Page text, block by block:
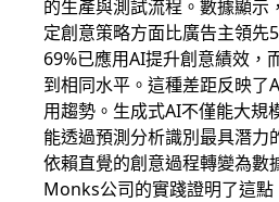
的生產與測試流程。數據顯示
定創意策略方面比廣告主領先
69%已應用AI提升創意績效，
到相同水平。這種差距反映了
用趨勢。生成式AI不僅能大規
能透過預測分析識別最具潛力
依賴直覺的創意過程轉變為數
Monks公司的實踐證明了這